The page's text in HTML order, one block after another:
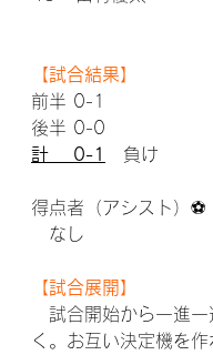
【試合結果】
前半 0-1
後半 0-0
計　 0-1
負け
得点者（アシスト）⚽
なし
【試合展開】
試合開始から一進一
く。お互い決定機を